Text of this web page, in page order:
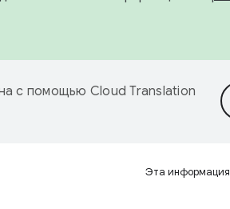
с помощью Cloud Translation
Эта информация